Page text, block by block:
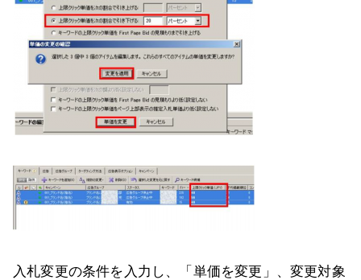
入札変更の条件を入力し、「単価を変更」、変更対象